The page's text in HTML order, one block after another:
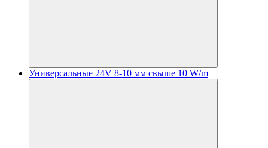
Универсальные 24V 8-10 мм свыше 10 W/m